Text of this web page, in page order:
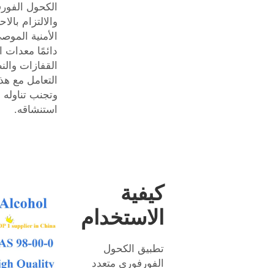
الكحول
والالتزام
الأمنية
دائمًا معدات
القفازات
التعامل مع
وتجنب تناوله
استنشاقه.
كيفية
الاستخدام
تطبيق الكحول
الفورفوري متعدد